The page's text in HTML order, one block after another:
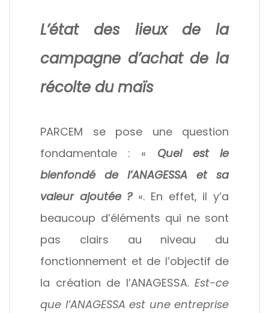
L’état des lieux de la
campagne d’achat de la
récolte du maïs
PARCEM se pose une question
fondamentale : « Quel est le
bienfondé de l’ANAGESSA et sa
valeur ajoutée ?«. En effet, il y’a
beaucoup d’éléments qui ne sont
pas clairs au niveau du
fonctionnement et de l’objectif de
la création de l’ANAGESSA. Est-ce
que l’ANAGESSA est une entreprise